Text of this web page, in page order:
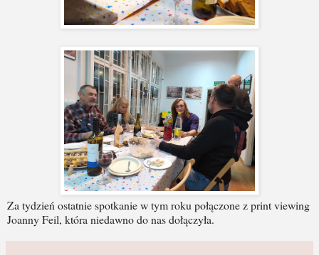
Za tydzień ostatnie spotkanie w tym roku połączone z print viewing
Joanny Feil, która niedawno do nas dołączyła.